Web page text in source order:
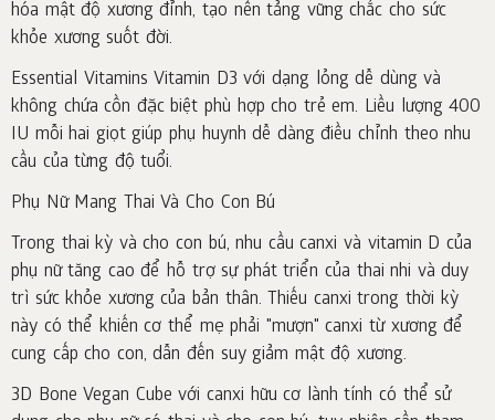
hóa mật độ xương đỉnh, tạo nền tảng vững chắc cho sức
khỏe xương suốt đời.
Essential Vitamins Vitamin D3 với dạng lỏng dễ dùng và
không chứa cồn đặc biệt phù hợp cho trẻ em. Liều lượng 400
IU mỗi hai giọt giúp phụ huynh dễ dàng điều chỉnh theo nhu
cầu của từng độ tuổi.
Phụ Nữ Mang Thai Và Cho Con Bú
Trong thai kỳ và cho con bú, nhu cầu canxi và vitamin D của
phụ nữ tăng cao để hỗ trợ sự phát triển của thai nhi và duy
trì sức khỏe xương của bản thân. Thiếu canxi trong thời kỳ
này có thể khiến cơ thể mẹ phải "mượn" canxi từ xương để
cung cấp cho con, dẫn đến suy giảm mật độ xương.
3D Bone Vegan Cube với canxi hữu cơ lành tính có thể sử